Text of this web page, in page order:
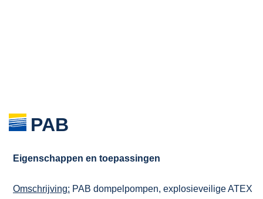
PAB
Eigenschappen en toepassingen
Omschrijving: PAB dompelpompen, explosieveilige ATEX